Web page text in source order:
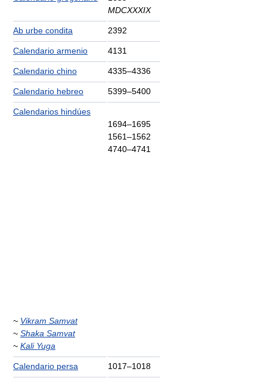
MDCXXXIX
Ab urbe condita 2392
Calendario armenio 4131
Calendario chino 4335–4336
Calendario hebreo 5399–5400
Calendarios hindúes
~ Vikram Samvat
~ Shaka Samvat
~ Kali Yuga
1694–1695
1561–1562
4740–4741
Calendario persa 1017–1018